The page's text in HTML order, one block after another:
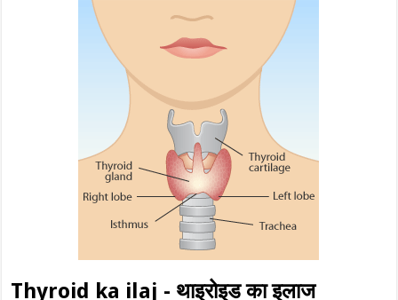
Thyroid ka ilaj - थाइरोइड का इलाज